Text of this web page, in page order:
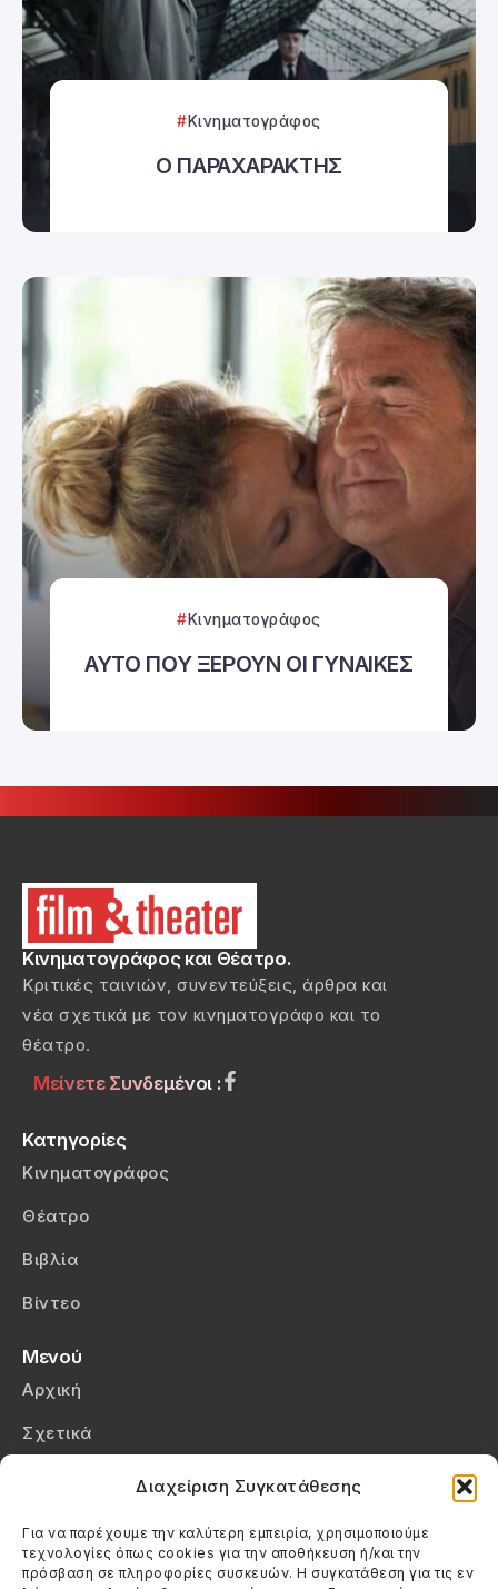
Διαχείριση Συγκατάθεσης
Για να παρέχουμε την καλύτερη εμπειρία, χρησιμοποιούμε
τεχνολογίες όπως cookies για την αποθήκευση ή/και την
πρόσβαση σε πληροφορίες συσκευών. Η συγκατάθεση για τις εν
Κινηματογράφος
Ο ΠΑΡΑΧΑΡΑΚΤΗΣ
Κινηματογράφος
ΑΥΤΟ ΠΟΥ ΞΕΡΟΥΝ ΟΙ ΓΥΝΑΙΚΕΣ
Κινηματογράφος και Θέατρο.
Κριτικές ταινιών, συνεντεύξεις, άρθρα και
νέα σχετικά με τον κινηματογράφο και το
θέατρο.
Μείνετε Συνδεμένοι :
Κατηγορίες
Κινηματογράφος
Θέατρο
Βιβλία
Βίντεο
Μενού
Αρχική
Σχετικά
Πολιτική Cookies (ΕΕ)